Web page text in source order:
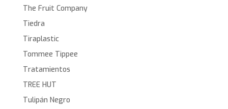
The Fruit Company
Tiedra
Tiraplastic
Tommee Tippee
Tratamientos
TREE HUT
Tulipán Negro